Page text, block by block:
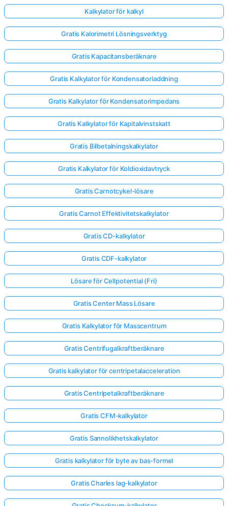
Kalkylator för kalkyl
Gratis Kalorimetri Lösningsverktyg
Gratis Kapacitansberäknare
Gratis Kalkylator för Kondensatorladdning
Gratis Kalkylator för Kondensatorimpedans
Gratis Kalkylator för Kapitalvinstskatt
Gratis Bilbetalningskalkylator
Gratis Kalkylator för Koldioxidavtryck
Gratis Carnotcykel-lösare
Gratis Carnot Effektivitetskalkylator
Gratis CD-kalkylator
Gratis CDF-kalkylator
Lösare för Cellpotential (Fri)
Gratis Center Mass Lösare
Gratis Kalkylator för Masscentrum
Gratis Centrifugalkraftberäknare
Gratis kalkylator för centripetalacceleration
Gratis Centripetalkraftberäknare
Gratis CFM-kalkylator
Gratis Sannolikhetskalkylator
Gratis kalkylator för byte av bas-formel
Gratis Charles lag-kalkylator